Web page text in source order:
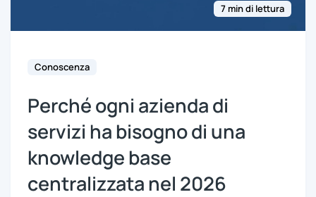
7 min di lettura
Conoscenza
Perché ogni azienda di
servizi ha bisogno di una
knowledge base
centralizzata nel 2026